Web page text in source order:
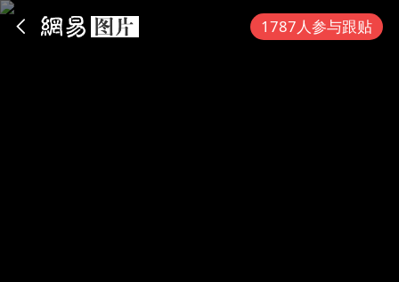
1787人参与跟贴
App内打开